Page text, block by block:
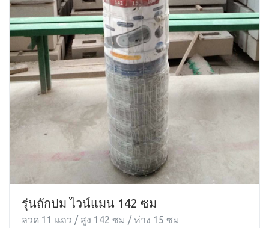
รุ่นถักปม ไวน์แมน 142 ซม
ลวด 11 แถว / สูง 142 ซม / ห่าง 15 ซม